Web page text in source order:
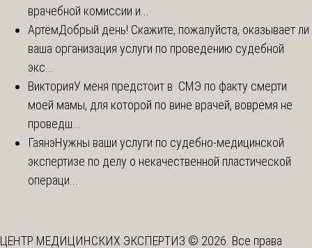
врачебной комиссии и...
АртёмДобрый день! Скажите, пожалуйста, оказывает ли
ваша организация услуги по проведению судебной
экс...
ВикторияУ меня предстоит в СМЭ по факту смерти
моей мамы, для которой по вине врачей, вовремя не
проведш...
ГаянэНужны ваши услуги по судебно-медицинской
экспертизе по делу о некачественной пластической
операци...
ЦЕНТР МЕДИЦИНСКИХ ЭКСПЕРТИЗ © 2026. Все права